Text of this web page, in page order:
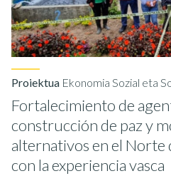
Proiektua Ekonomia Sozial eta
Fortalecimiento de
construcción de paz y
alternativos en el Norte
con la experiencia vasca